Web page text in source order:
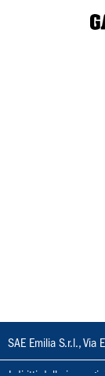
SAE Emilia S.r.l.,